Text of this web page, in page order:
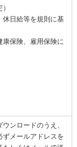
休日給等を規則に基
保険、雇用保険に
ンロードのうえ、
ずメールアドレスを